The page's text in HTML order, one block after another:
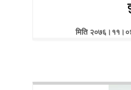
मिति